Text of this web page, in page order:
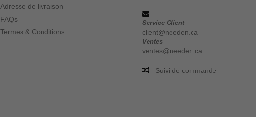
Adresse de livraison
FAQs
Termes & Conditions
Service Client
client@needen.ca
Ventes
ventes@needen.ca
Suivi de commande